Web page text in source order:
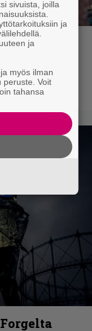
uutta” –
sivuista, joilla
ja
ja
myös ilman
peruste. Voit
tahansa